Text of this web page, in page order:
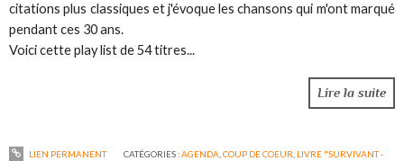
citations plus classiques et j'évoque les chansons qui m'ont marqué
pendant ces 30 ans.
Voici cette play list de 54 titres...
Lire la suite
LIEN PERMANENT CATÉGORIES :AGENDA COUP DE COEUR LIVRE "SURVIVANT -